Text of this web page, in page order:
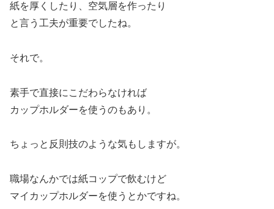
紙を厚くしたり、空気層を作ったり
と言う工夫が重要でしたね。
それで。
素手で直接にこだわらなければ
カップホルダーを使うのもあり。
ちょっと反則技のような気もしますが。
職場なんかでは紙コップで飲むけど
マイカップホルダーを使うとかですね。